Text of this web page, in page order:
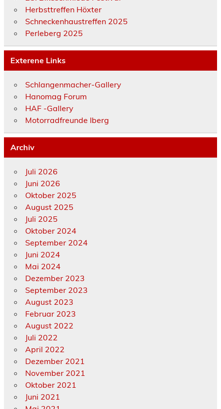
Herbsttreffen Höxter
Schneckenhaustreffen 2025
Perleberg 2025
Exterene Links
Schlangenmacher-Gallery
Hanomag Forum
HAF -Gallery
Motorradfreunde Iberg
Archiv
Juli 2026
Juni 2026
Oktober 2025
August 2025
Juli 2025
Oktober 2024
September 2024
Juni 2024
Mai 2024
Dezember 2023
September 2023
August 2023
Februar 2023
August 2022
Juli 2022
April 2022
Dezember 2021
November 2021
Oktober 2021
Juni 2021